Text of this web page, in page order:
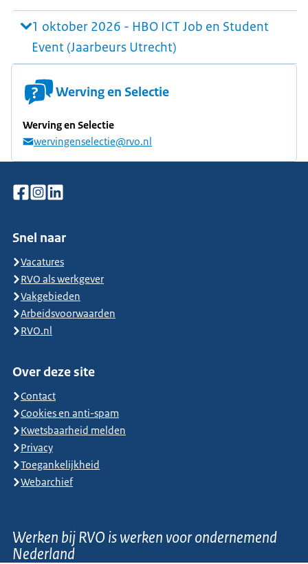
1 oktober 2026 - HBO ICT Job en Student
Event (Jaarbeurs Utrecht)
Werving en Selectie
Werving en Selectie
wervingenselectie@rvo.nl
Snel naar
Vacatures
RVO als werkgever
Vakgebieden
Arbeidsvoorwaarden
RVO.nl
Over deze site
Contact
Cookies en anti-spam
Kwetsbaarheid melden
Privacy
Toegankelijkheid
Webarchief
Werken bij RVO is werken voor ondernemend
Nederland